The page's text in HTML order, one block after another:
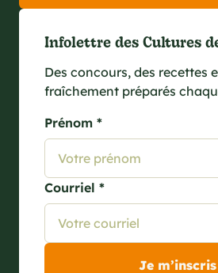
Infolettre des Cultures
Des concours, des recettes
fraîchement préparés
Prénom *
Courriel *